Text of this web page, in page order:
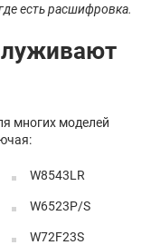
есть расшифровка.
многих моделей
W8543LR
W6523P/S
W72F23S